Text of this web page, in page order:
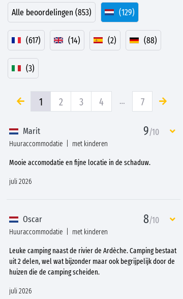
Alle beoordelingen (853) (129)
(617) (14) (2) (88)
(3)
1 2 3 4 … 7
Marit 9/10
Huuraccommodatie met kinderen
Mooie accomodatie en fijne locatie in de schaduw.
juli 2026
Oscar 8/10
Huuraccommodatie met kinderen
Leuke camping naast de rivier de Ardèche. Camping bestaat
uit 2 delen, wel wat bijzonder maar ook begrijpelijk door de
huizen die de camping scheiden.
juli 2026